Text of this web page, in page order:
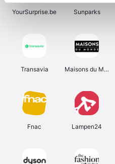
YourSurprise.be Sunparks
Transavia Maisons du Monde
Fnac Lampen24